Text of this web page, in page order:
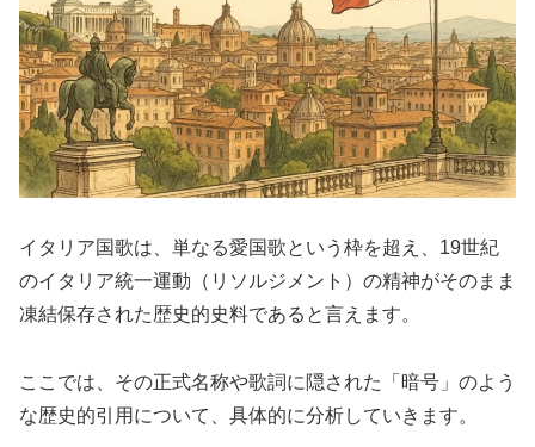
イタリア国歌は、単なる愛国歌という枠を超え、19世紀
のイタリア統一運動（リソルジメント）の精神がそのまま
凍結保存された歴史的史料であると言えます。
ここでは、その正式名称や歌詞に隠された「暗号」のよう
な歴史的引用について、具体的に分析していきます。